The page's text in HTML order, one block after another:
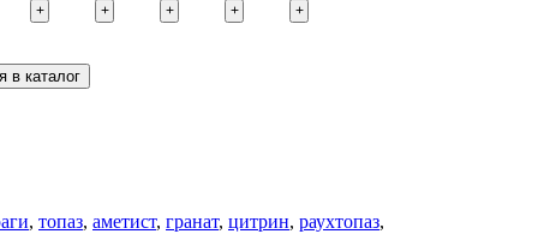
+ + + + +
, топаз, аметист, гранат, цитрин, раухтопаз,